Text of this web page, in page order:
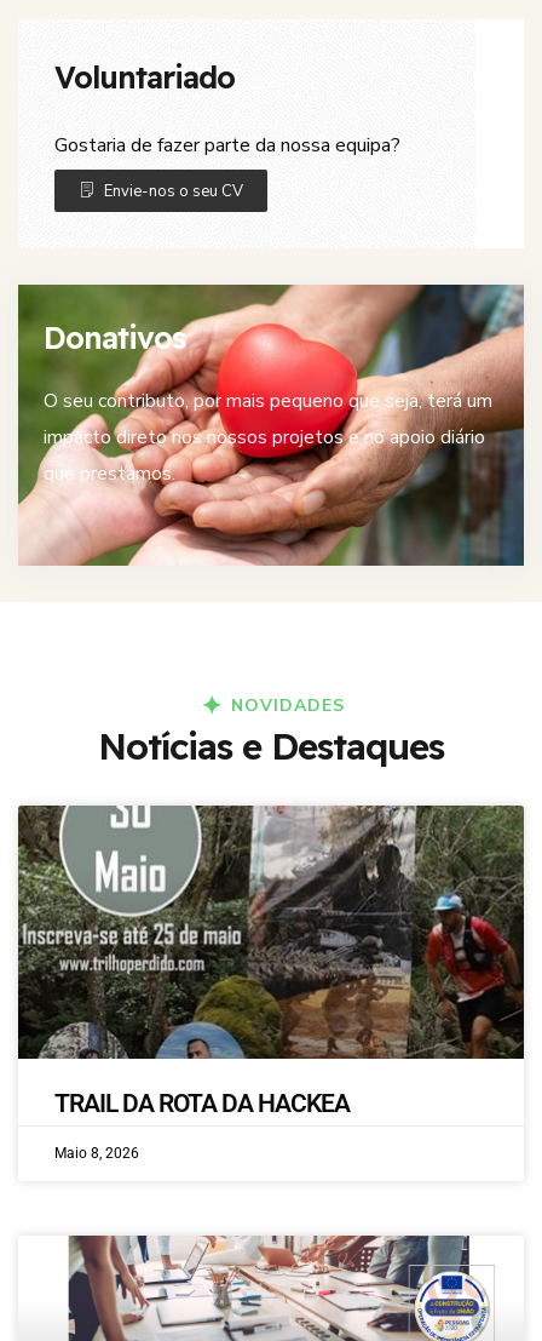
Voluntariado
Gostaria de fazer parte da nossa equipa?
Envie-nos o seu CV
Donativos
O seu contributo, por mais pequeno que seja, terá um
impacto direto nos nossos projetos e no apoio diário
que prestamos.
NOVIDADES
Notícias e Destaques
TRAIL DA ROTA DA HACKEA
Maio 8, 2026